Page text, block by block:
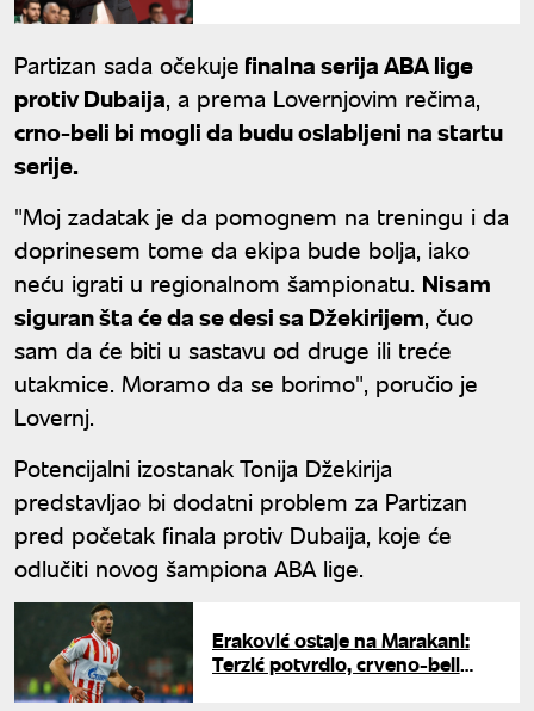
Partizan sada očekuje finalna serija ABA lige
protiv Dubaija, a prema Lovernjovim rečima,
crno-beli bi mogli da budu oslabljeni na startu
serije.
"Moj zadatak je da pomognem na treningu i da
doprinesem tome da ekipa bude bolja, iako
neću igrati u regionalnom šampionatu. Nisam
siguran šta će da se desi sa Džekirijem, čuo
sam da će biti u sastavu od druge ili treće
utakmice. Moramo da se borimo", poručio je
Lovernj.
Potencijalni izostanak Tonija Džekirija
predstavljao bi dodatni problem za Partizan
pred početak finala protiv Dubaija, koje će
odlučiti novog šampiona ABA lige.
Eraković ostaje na Marakani:
Terzić potvrdio, crveno-beli